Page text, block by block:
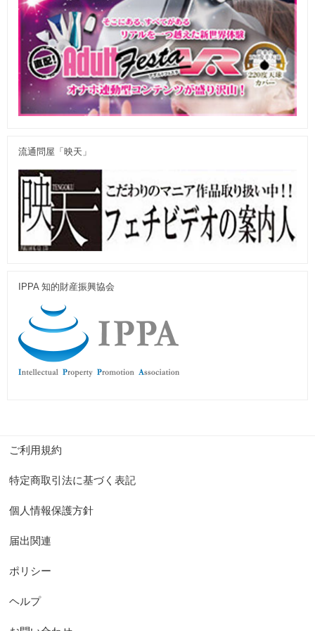
流通問屋「映天」
IPPA 知的財産振興協会
ご利用規約
特定商取引法に基づく表記
個人情報保護方針
届出関連
ポリシー
ヘルプ